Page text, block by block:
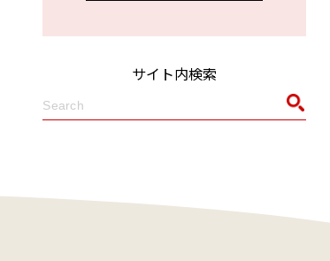
サイト内検索